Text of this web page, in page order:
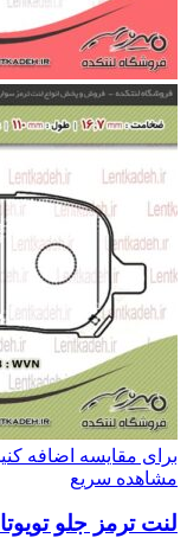
برای مقایسه اضافه
مشاهده سریع
لنت ترمز جلو تویوتا کمری